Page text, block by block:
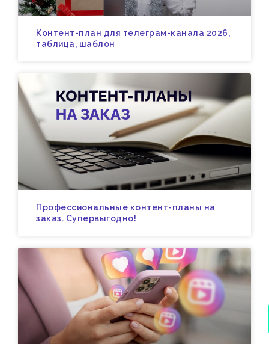
Контент-план для телеграм-канала 2026,
таблица, шаблон
Профессиональные контент-планы на
заказ. Супервыгодно!